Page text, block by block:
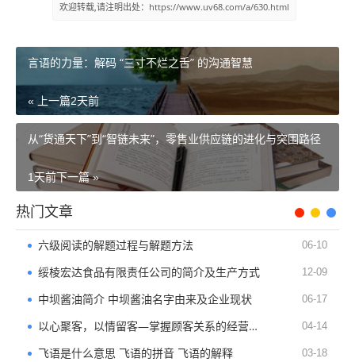
欢迎转载,请注明出处：https://www.uv68.com/a/630.html
言语的力量：解码 “三寸不烂之舌” 的沟通智慧
« 上一篇2天前
从“货通天下”到“智链未来”，零售业供应链的进化与突围路径
下一篇 »
1天前
热门文章
六级阅读的解题过程与解题方法 06-10
绥棱宏达食品有限责任公司的简介及生产方式 12-09
中坝酱油简介 中坝酱油名字由来及企业现状 06-17
以心聚客，以情留客—掌握顾客关系的经营逻辑与实践路径 04-14
飞语是什么意思 飞语的拼音 飞语的解释 03-18